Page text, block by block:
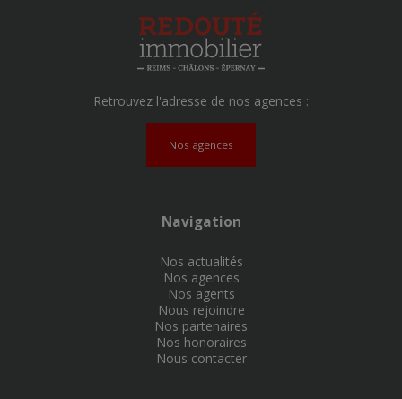
Retrouvez l'adresse de nos agences :
Nos agences
Navigation
Nos actualités
Nos agences
Nos agents
Nous rejoindre
Nos partenaires
Nos honoraires
Nous contacter